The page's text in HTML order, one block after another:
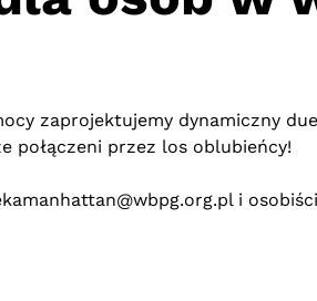
zaprojektujemy dynamiczny
połączeni przez los oblubieńcy!
i